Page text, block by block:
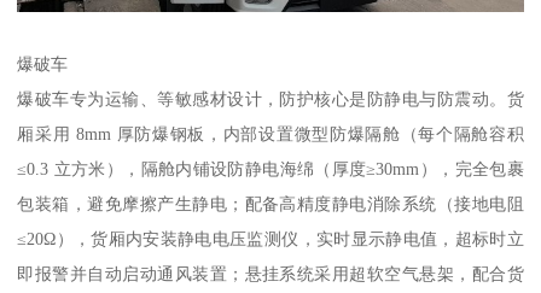
爆破车​
爆破车专为运输、等敏感材设计，防护核心是防静电与防震动。货
厢采用 8mm 厚防爆钢板，内部设置微型防爆隔舱（每个隔舱容积
≤0.3 立方米），隔舱内铺设防静电海绵（厚度≥30mm），完全包裹
包装箱，避免摩擦产生静电；配备高精度静电消除系统（接地电阻
≤20Ω），货厢内安装静电电压监测仪，实时显示静电值，超标时立
即报警并自动启动通风装置；悬挂系统采用超软空气悬架，配合货